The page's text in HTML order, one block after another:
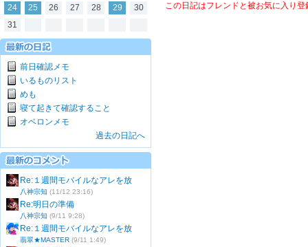
24
25 26 27 28 29
30
31
前日確認メモ
いるものリスト
めも
寝て起きて確認すること
オベロンメモ
過去の日記へ
Re:１週間モバイルなアレを放
八神宗知 (11/12 23:16)
Re:明日の準備
八神宗知 (9/11 9:28)
Re:１週間モバイルなアレを放
翡翠★MASTER (9/11 1:49)
この日記はフレンドと被お気に入り